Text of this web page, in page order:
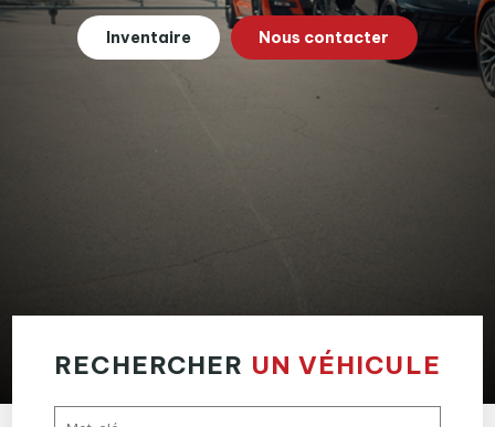
Inventaire Nous contacter
RECHERCHER UN VÉHICULE